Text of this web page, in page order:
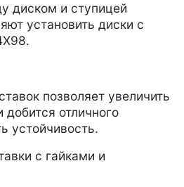
диском и ступицей
установить диски с
позволяет увеличить
отличного
устойчивость.
с гайками и